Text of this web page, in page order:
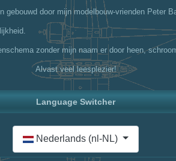
door mijn modelbouw-vrienden Peter
zonder mijn naam er door heen,
Alvast veel leesplezier!
Language Switcher
Selecteer de taal
Nederlands (nl-NL)